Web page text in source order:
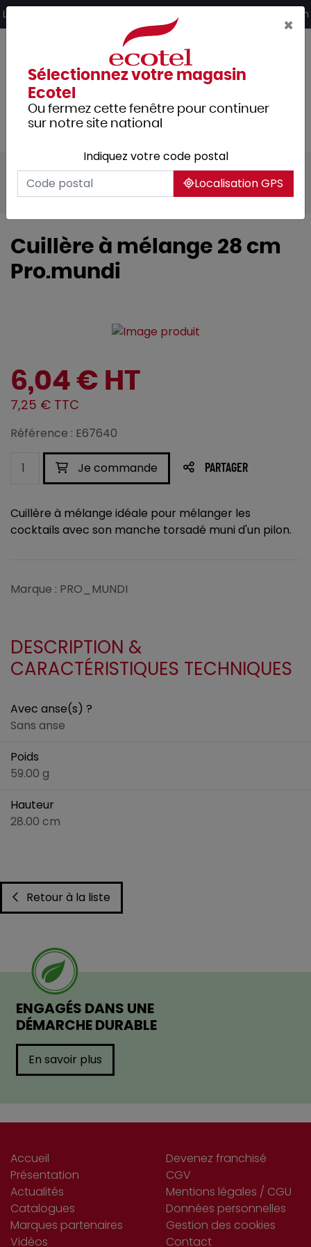
Livraison offerte dès 249€ HT d’achat et retrait 2h en magasin
Tous les produits Arts de la table
Shaker et matériel
Cuillère à mélange 28 cm
Pro.mundi
6,04 € HT
7,25 € TTC
Référence : E67640
Je commande PARTAGER
Cuillère à mélange idéale pour mélanger les
cocktails avec son manche torsadé muni d'un pilon.
Marque : PRO_MUNDI
DESCRIPTION &
CARACTÉRISTIQUES TECHNIQUES
Avec anse(s) ?
Sans anse
Poids
59.00 g
Hauteur
28.00 cm
Retour à la liste
ENGAGÉS DANS UNE
DÉMARCHE DURABLE
En savoir plus
Accueil
Présentation
Actualités
Catalogues
Marques partenaires
Vidéos
Devenez franchisé
CGV
Mentions légales / CGU
Données personnelles
Gestion des cookies
Contact
×
Sélectionnez votre magasin
Ecotel
Ou fermez cette fenêtre pour continuer
sur notre site national
Indiquez votre code postal
Localisation GPS
Panneau de gestion des cookies